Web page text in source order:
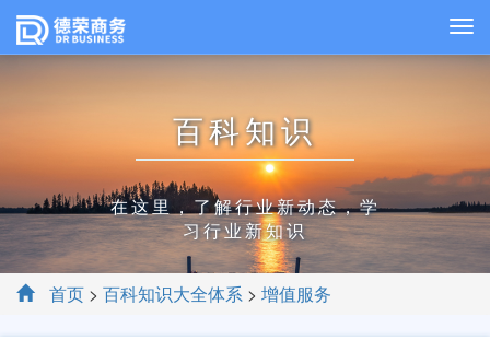
百科知识
在这里，了解行业新动态，学
习行业新知识
首页 > 百科知识大全体系 > 增值服务